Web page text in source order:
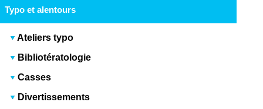
Typo et alentours
Ateliers typo
Bibliotératologie
Casses
Divertissements